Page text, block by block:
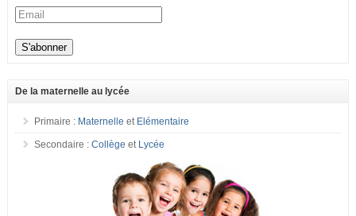
De la maternelle au lycée
Primaire : Maternelle et Elémentaire
Secondaire : Collège et Lycée